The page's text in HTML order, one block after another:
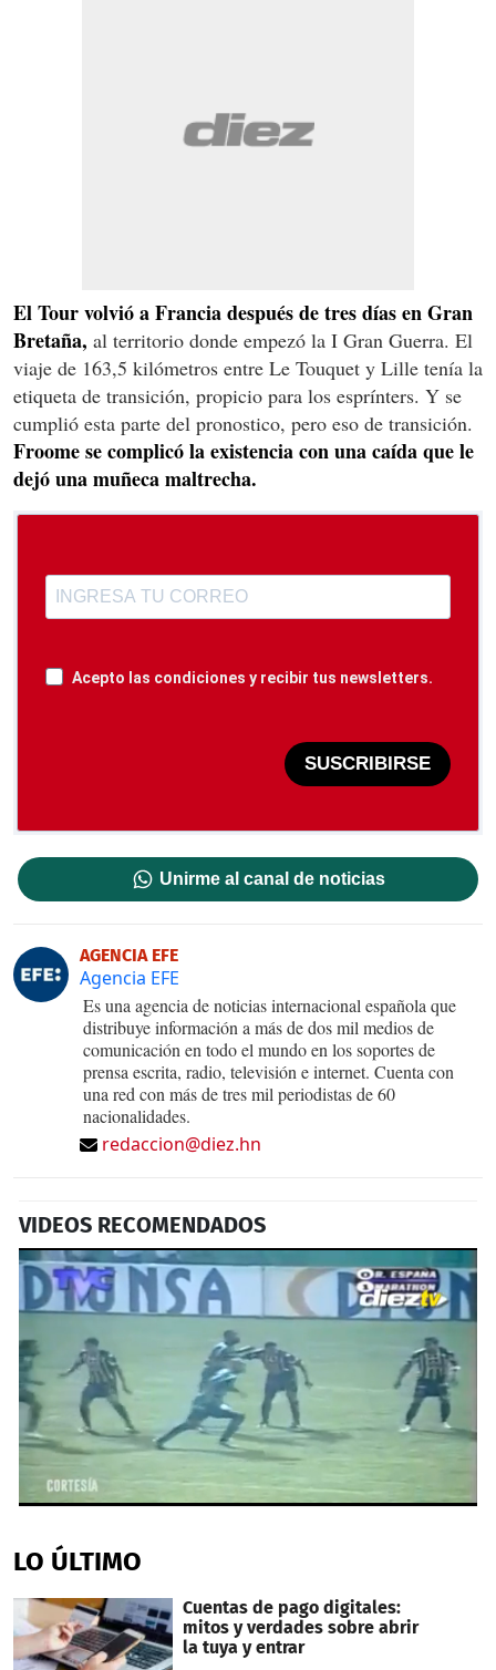
El Tour volvió a Francia después de tres días en Gran
Bretaña, al territorio donde empezó la I Gran Guerra. El
viaje de 163,5 kilómetros entre Le Touquet y Lille tenía la
etiqueta de transición, propicio para los esprínters. Y se
cumplió esta parte del pronostico, pero eso de transición.
Froome se complicó la existencia con una caída que le
dejó una muñeca maltrecha.
Acepto las condiciones y recibir tus newsletters.
SUSCRIBIRSE
Unirme al canal de noticias
AGENCIA EFE
Agencia EFE
Es una agencia de noticias internacional española que
distribuye información a más de dos mil medios de
comunicación en todo el mundo en los soportes de
prensa escrita, radio, televisión e internet. Cuenta con
una red con más de tres mil periodistas de 60
nacionalidades.
redaccion@diez.hn
VIDEOS RECOMENDADOS
of
1
3
seconds
LO ÚLTIMO
Cuentas de pago digitales:
mitos y verdades sobre abrir
la tuya y entrar